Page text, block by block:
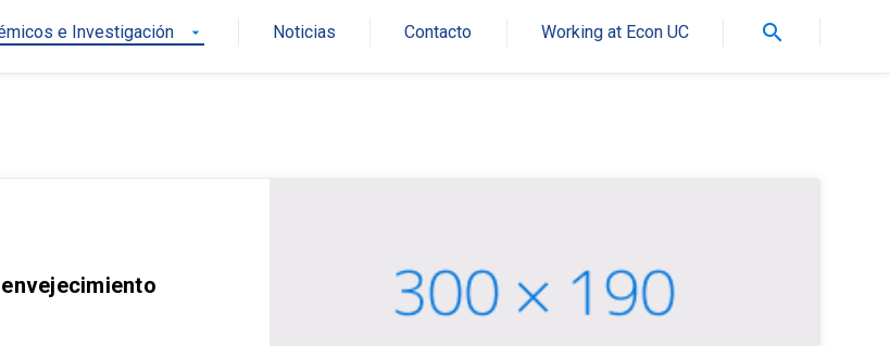
e Investigación arrow_drop_down Noticias Contacto Working at Econ UC search